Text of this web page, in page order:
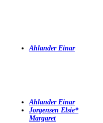
Ahlander Einar
Ahlander Einar
Jorgensen Elsie*
Margaret